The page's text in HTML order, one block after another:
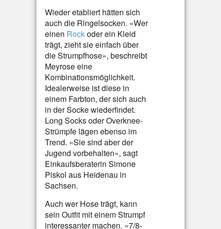
Wieder etabliert hätten sich
auch die Ringelsocken. «Wer
einen Rockoder ein Kleid
trägt, zieht sie einfach über
die Strumpfhose», beschreibt
Meyrose eine
Kombinationsmöglichkeit.
Idealerweise ist diese in
einem Farbton, der sich auch
in der Socke wiederfindet.
Long Socks oder Overknee-
Strümpfe lägen ebenso im
Trend. «Sie sind aber der
Jugend vorbehalten», sagt
Einkaufsberaterin Simone
Piskol aus Heidenau in
Sachsen.
Auch wer Hose trägt, kann
sein Outfit mit einem Strumpf
interessanter machen. «7/8-